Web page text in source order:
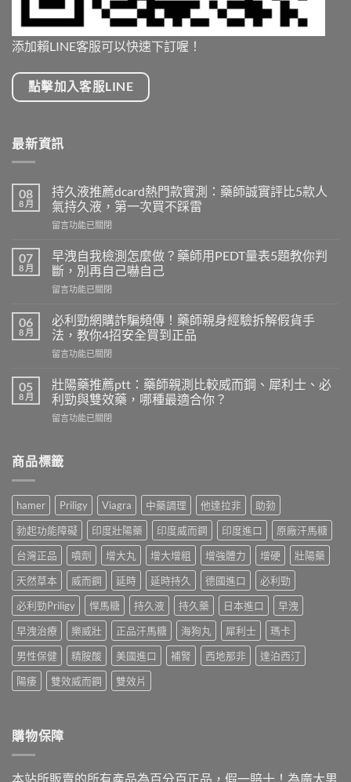
添加賴LINE客服可以快速下訂喔！
點擊加入客服LINE
最新資訊
08
8 月
持久液推薦dcard熱門款實測：藥師誠實評比5款人
氣持久液，第一次買不踩雷
在
久
液
推
薦
熱
門
實
藥
師
實
5
持
久
液，
第
一
次
買
不
踩
雷〉
中
留言功能已關閉
07
8 月
早洩自我檢測怎麼做？藥師用PEDT量表5題教你判
斷，別再自己嚇自己
在
洩
自
我
檢
怎
麼
做？
藥
PEDT
題
教
你
判
斷，
別
再
自
己
嚇
自
己〉
中
留言功能已關閉
06
8 月
必利勁網購詐騙頻傳！藥師親身經驗拆解假貨手
法，教你4招安全買到正品
在
利
勁
網
購
頻
師
親
身
經
驗
拆
解
假
貨
手
法，
教
你
4
招
到
中
留言功能已關閉
05
8 月
壯陽藥推薦ptt：藥師親測比較威而鋼、犀利士、必
利勁與雙效藥，哪種最適合你？
在
藥
推
ptt：
師
親
測
比
較
威
而
鋼、
犀
利
士、
必
利
效
種
留言功能已關閉
商品標籤
hamer Priligy Viagra 中藥調理 他達拉非
助勃
勃起功能障礙
印度壯陽藥 印度威而鋼 印度進口
原廠汗馬糖
台灣正品
噴劑 增大丸 增大增粗 增強體力 增硬
壯陽藥
天然草本
威而鋼 延時 延時持久 德國進口
必利勁
必利勁Priligy
悍馬糖 持久液 持久藥 日本進口
早洩
早洩治療
樂威壯 正品汗馬糖 海狗丸 犀利士
瑪卡
男性保健
精胺酸 美國進口 補腎 西地那非
達泊西汀
陽痿
雙效威而鋼 雙效片
購物保障
本站所販賣的所有產品為百分百正品，假一賠十！為廣大男